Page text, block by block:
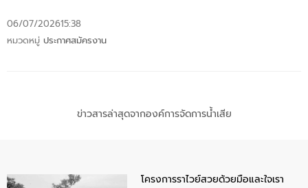
06/07/202615:38
หมวดหมู่ ประกาศสมัครงาน
ข่าวสารล่าสุดจากองค์การจัดการน้ำเสีย
โครงการราไวย์สวยด้วยมือและใจเรา